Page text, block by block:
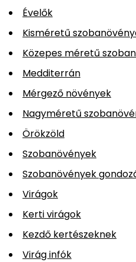
Évelők
Kisméretű
Közepes méretű
Medditerrán
Mérgező növények
Nagyméretű
Örökzöld
Szobanövények
Szobanövények
Virágok
Kerti virágok
Kezdő kertészeknek
Virág infók